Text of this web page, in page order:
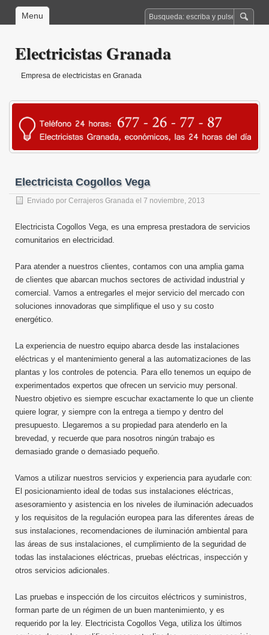
Menu
Electricistas Granada
Empresa de electricistas en Granada
Electricista Cogollos Vega
Enviado por Cerrajeros Granada el 7 noviembre, 2013
Electricista Cogollos Vega, es una empresa prestadora de servicios
comunitarios en electricidad.
Para atender a nuestros clientes, contamos con una amplia gama
de clientes que abarcan muchos sectores de actividad industrial y
comercial. Vamos a entregarles el mejor servicio del mercado con
soluciones innovadoras que simplifique el uso y su costo
energético.
La experiencia de nuestro equipo abarca desde las instalaciones
eléctricas y el mantenimiento general a las automatizaciones de las
plantas y los controles de potencia. Para ello tenemos un equipo de
experimentados expertos que ofrecen un servicio muy personal.
Nuestro objetivo es siempre escuchar exactamente lo que un cliente
quiere lograr, y siempre con la entrega a tiempo y dentro del
presupuesto. Llegaremos a su propiedad para atenderlo en la
brevedad, y recuerde que para nosotros ningún trabajo es
demasiado grande o demasiado pequeño.
Vamos a utilizar nuestros servicios y experiencia para ayudarle con:
El posicionamiento ideal de todas sus instalaciones eléctricas,
asesoramiento y asistencia en los niveles de iluminación adecuados
y los requisitos de la regulación europea para las diferentes áreas de
sus instalaciones, recomendaciones de iluminación ambiental para
las áreas de sus instalaciones, el cumplimiento de la seguridad de
todas las instalaciones eléctricas, pruebas eléctricas, inspección y
otros servicios adicionales.
Las pruebas e inspección de los circuitos eléctricos y suministros,
forman parte de un régimen de un buen mantenimiento, y es
requerido por la ley. Electricista Cogollos Vega, utiliza los últimos